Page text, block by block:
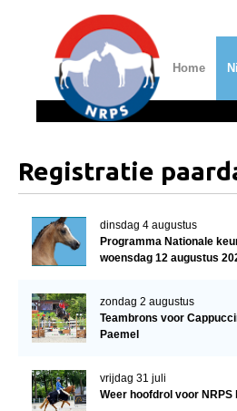
Home
Over NRPS
Lidmaatschap NRPS
Lid worden
Statuten en reglementen
Privacyverklaring
Algemeen
Registratie
dinsdag 4 augustus
Programma Nationale
woensdag 12 augustus
zondag 2 augustus
Teambrons voor
Paemel
vrijdag 31 juli
Weer hoofdrol voor NRPS